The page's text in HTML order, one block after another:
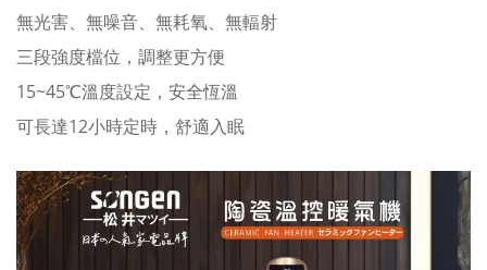
無光害、無噪音、無耗氧、無輻射
三段強度檔位，調整更方便
15~45℃溫度設定，安全恆溫
可長達12小時定時，舒適入眠